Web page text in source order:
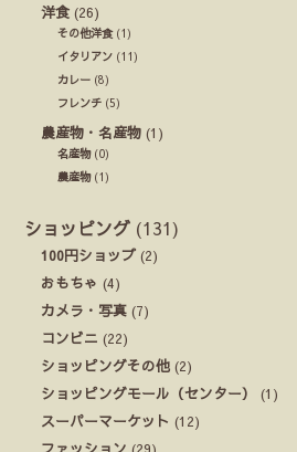
洋食 (26)
その他洋食(1)
イタリアン (11)
カレー (8)
フレンチ (5)
農産物・名産物 (1)
名産物(0)
農産物(1)
ショッピング (131)
100円ショップ (2)
おもちゃ (4)
カメラ・写真 (7)
コンビニ (22)
ショッピングその他 (2)
ショッピングモール（センター）
(1)
スーパーマーケット (12)
ファッション (29)